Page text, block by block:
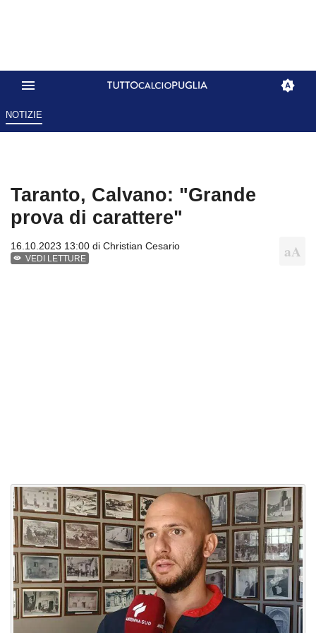
NOTIZIE
Taranto, Calvano: "Grande
prova di carattere"
16.10.2023 13:00 di Christian Cesario
VEDI LETTURE